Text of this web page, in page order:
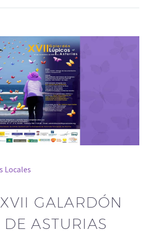
Locales
XVII GALARDÓN
DE ASTURIAS